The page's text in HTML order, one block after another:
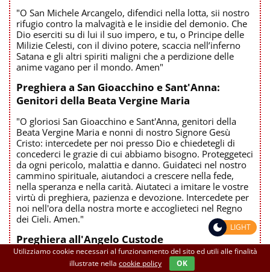
"O San Michele Arcangelo, difendici nella lotta, sii nostro
rifugio contro la malvagità e le insidie del demonio. Che
Dio eserciti su di lui il suo impero, e tu, o Principe delle
Milizie Celesti, con il divino potere, scaccia nell’inferno
Satana e gli altri spiriti maligni che a perdizione delle
anime vagano per il mondo. Amen"
Preghiera a San Gioacchino e Sant'Anna:
Genitori della Beata Vergine Maria
"O gloriosi San Gioacchino e Sant'Anna, genitori della
Beata Vergine Maria e nonni di nostro Signore Gesù
Cristo: intercedete per noi presso Dio e chiedetegli di
concederci le grazie di cui abbiamo bisogno. Proteggeteci
da ogni pericolo, malattia e danno. Guidateci nel nostro
cammino spirituale, aiutandoci a crescere nella fede,
nella speranza e nella carità. Aiutateci a imitare le vostre
virtù di preghiera, pazienza e devozione. Intercedete per
noi nell'ora della nostra morte e accoglieteci nel Regno
dei Cieli. Amen."
Preghiera all'Angelo Custode
"Angelo di Dio, che sei il mio custode, illumina,
Utilizziamo cookie necessari al funzionamento del sito ed utili alle finalità
illustrate nella cookie policy OK
LIGHT